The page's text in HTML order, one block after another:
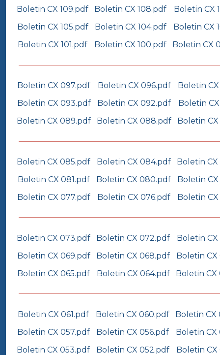
Boletin CX 109.pdf Boletin CX 108.pdf
Boletin CX
Boletin CX 105.pdf
Boletin CX 104.pdf
Boletin CX
Boletin CX 101.pdf
Boletin CX 100.pdf Boletin CX
Boletin CX 097.pdf Boletin CX 096.pdf
Boletin
Boletin CX 093.pdf
Boletin CX 092.pdf
Boletin
Boletin CX 089.pdf
Boletin CX 088.pdf Boletin
Boletin CX 085.pdf Boletin CX 084.pdf
Boletin
Boletin CX 081.pdf
Boletin CX 080.pdf
Boletin
Boletin CX 077.pdf
Boletin CX 076.pdf Boletin
Boletin CX 073.pdf Boletin CX 072.pdf
Boletin CX
Boletin CX 069.pdf
Boletin CX 068.pdf
Boletin CX
Boletin CX 065.pdf
Boletin CX 064.pdf Boletin CX
Boletin CX 061.pdf Boletin CX 060.pdf
Boletin CX
Boletin CX 057.pdf
Boletin CX 056.pdf
Boletin CX
Boletin CX 053.pdf
Boletin CX 052.pdf Boletin CX